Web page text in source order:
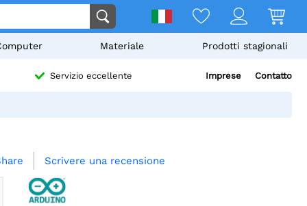
Materiale Prodotti stagionali
Servizio eccellente Imprese Contatto
Scrivere una recensione